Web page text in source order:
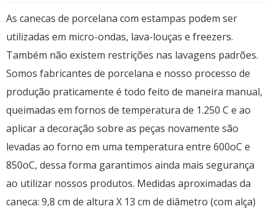
As canecas de porcelana com estampas podem ser
utilizadas em micro-ondas, lava-louças e freezers.
Também não existem restrições nas lavagens padrões.
Somos fabricantes de porcelana e nosso processo de
produção praticamente é todo feito de maneira manual,
queimadas em fornos de temperatura de 1.250 C e ao
aplicar a decoração sobre as peças novamente são
levadas ao forno em uma temperatura entre 600oC e
850oC, dessa forma garantimos ainda mais segurança
ao utilizar nossos produtos. Medidas aproximadas da
caneca: 9,8 cm de altura X 13 cm de diâmetro (com alça)